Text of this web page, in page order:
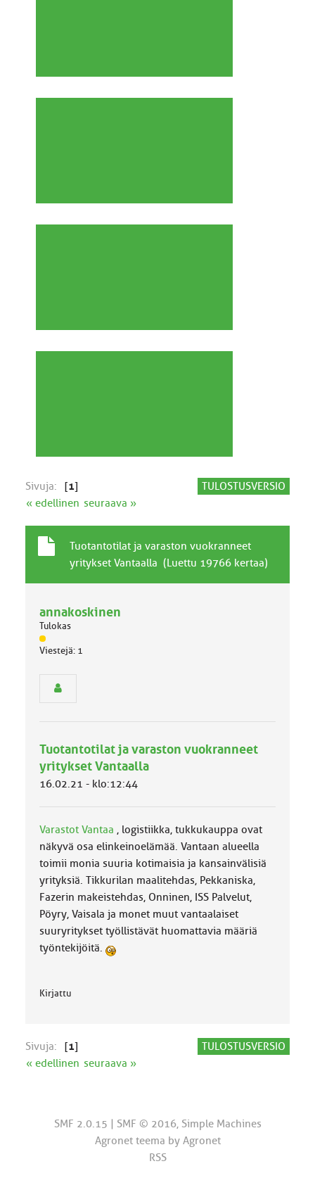
TULOSTUSVERSIO
Sivuja: [1]
« edellinen seuraava »
a
a
l
n
e
A
i
Tuotantotilat ja varaston vuokranneet
yritykset Vantaalla (Luettu 19766 kertaa)
annakoskinen
Tulokas
J
ä
m
ä
l
u
k
a
Viestejä: 1
Tuotantotilat ja varaston vuokranneet
yritykset Vantaalla
16.02.21 - klo:12:44
Varastot Vantaa , logistiikka, tukkukauppa ovat
näkyvä osa elinkeinoelämää. Vantaan alueella
toimii monia suuria kotimaisia ja kansainvälisiä
yrityksiä. Tikkurilan maalitehdas, Pekkaniska,
Fazerin makeistehdas, Onninen, ISS Palvelut,
Pöyry, Vaisala ja monet muut vantaalaiset
suuryritykset työllistävät huomattavia määriä
työntekijöitä.
Kirjattu
TULOSTUSVERSIO
Sivuja: [1]
« edellinen seuraava »
SMF 2.0.15 | SMF © 2016, Simple Machines
Agronet teema by Agronet
RSS